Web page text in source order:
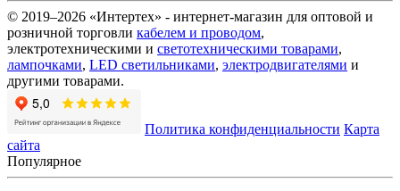
© 2019–2026 «Интертех» - интернет-магазин для оптовой и
розничной торговли кабелем и проводом,
электротехническими и светотехническими товарами,
лампочками, LED светильниками, электродвигателями и
другими товарами.
Политика конфиденциальности Карта
сайта
Популярное